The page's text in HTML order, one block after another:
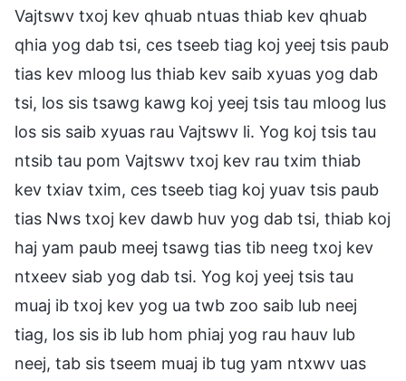
Vajtswv txoj kev qhuab ntuas thiab kev qhuab
qhia yog dab tsi, ces tseeb tiag koj yeej tsis paub
tias kev mloog lus thiab kev saib xyuas yog dab
tsi, los sis tsawg kawg koj yeej tsis tau mloog lus
los sis saib xyuas rau Vajtswv li. Yog koj tsis tau
ntsib tau pom Vajtswv txoj kev rau txim thiab
kev txiav txim, ces tseeb tiag koj yuav tsis paub
tias Nws txoj kev dawb huv yog dab tsi, thiab koj
haj yam paub meej tsawg tias tib neeg txoj kev
ntxeev siab yog dab tsi. Yog koj yeej tsis tau
muaj ib txoj kev yog ua twb zoo saib lub neej
tiag, los sis ib lub hom phiaj yog rau hauv lub
neej, tab sis tseem muaj ib tug yam ntxwv uas